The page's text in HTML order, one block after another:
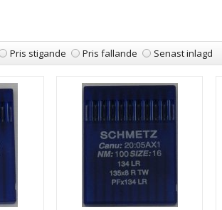
Pris stigande Pris fallande Senast inlagd